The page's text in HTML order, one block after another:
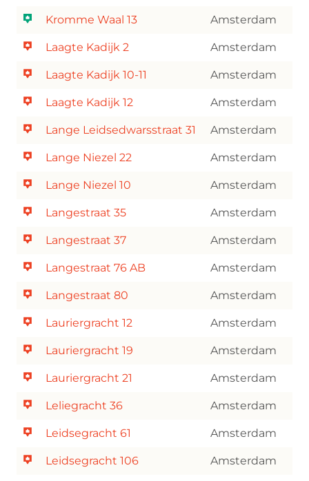
Kromme Waal 13 Amsterdam
Laagte Kadijk 2 Amsterdam
Laagte Kadijk 10-11 Amsterdam
Laagte Kadijk 12 Amsterdam
Lange Leidsedwarsstraat 31 Amsterdam
Lange Niezel 22 Amsterdam
Lange Niezel 10 Amsterdam
Langestraat 35 Amsterdam
Langestraat 37 Amsterdam
Langestraat 76 AB Amsterdam
Langestraat 80 Amsterdam
Lauriergracht 12 Amsterdam
Lauriergracht 19 Amsterdam
Lauriergracht 21 Amsterdam
Leliegracht 36 Amsterdam
Leidsegracht 61 Amsterdam
Leidsegracht 106 Amsterdam